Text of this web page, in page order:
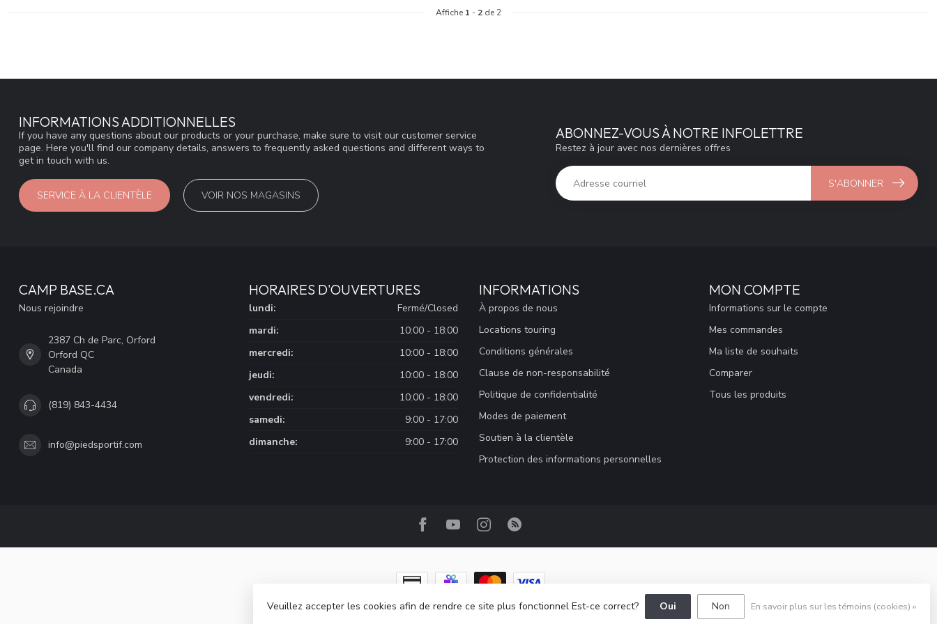
Affiche 1 - 2 de 2
INFORMATIONS ADDITIONNELLES
If you have any questions about our products or your purchase, make sure to visit our customer service
page. Here you'll find our company details, answers to frequently asked questions and different ways to
get in touch with us.
SERVICE À LA CLIENTÈLE VOIR NOS MAGASINS
ABONNEZ-VOUS À NOTRE INFOLETTRE
Restez à jour avec nos dernières offres
S'ABONNER
CAMP BASE.CA
Nous rejoindre
2387 Ch de Parc, Orford
Orford QC
Canada
(819) 843-4434
info@piedsportif.com
HORAIRES D'OUVERTURES
lundi:
Fermé/Closed
mardi:
10:00 - 18:00
mercredi:
10:00 - 18:00
jeudi:
10:00 - 18:00
vendredi:
10:00 - 18:00
samedi:
9:00 - 17:00
dimanche:
9:00 - 17:00
INFORMATIONS
À propos de nous
Locations touring
Conditions générales
Clause de non-responsabilité
Politique de confidentialité
Modes de paiement
Soutien à la clientèle
Protection des informations personnelles
MON COMPTE
Informations sur le compte
Mes commandes
Ma liste de souhaits
Comparer
Tous les produits
© Copyright 2026 Camp Base.ca- Powered byLightspeed-Lightspeed designbyDyvelopment
Veuillez accepter les cookies afin de rendre ce site plus fonctionnel Est-ce correct? Oui Non En savoir plus sur les témoins (cookies) »